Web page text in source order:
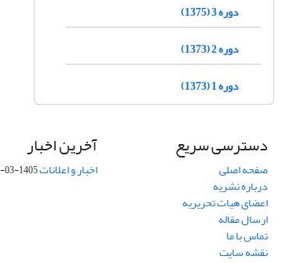
دوره 3 (1375)
دوره 2 (1373)
دوره 1 (1373)
دسترسی سریع
صفحه اصلی
درباره نشریه
اعضای هیات تحریریه
ارسال مقاله
تماس با ما
نقشه سایت
آخرین اخبار
اخبار و اعلانات1405-03-30